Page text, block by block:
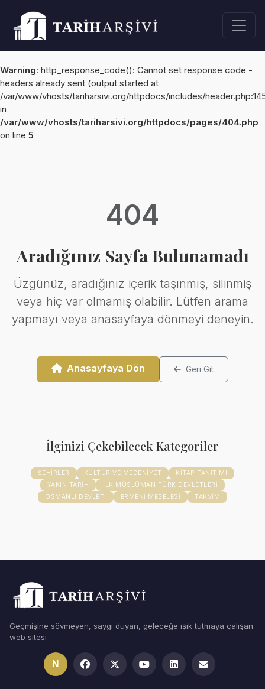
Warning: http_response_code(): Cannot set response code -
headers already sent (output started at
/var/www/vhosts/tariharsivi.org/httpdocs/includes/
in
/var/www/vhosts/tariharsivi.org/httpdocs/pages/404.php
on line 5
404
Aradığınız Sayfa Bulunamadı
Üzgünüz, aradığınız içerik taşınmış, silinmiş
veya hiç var olmamış olabilir. Lütfen arama
yapmayı veya anasayfaya dönmeyi deneyin.
Anasayfaya Dön Geri Git
İlginizi Çekebilecek Kategoriler
ŞEHIRLER KÜLTÜR VE MEDENIYET
KITAP TANITIMI
YAKIN TARIH
İLK MÜSLÜMAN TÜRK DEVLETLERI
OSMANLI DEVLETI
ERMENI MESELESI TAKVIM
Geçmişine sövmeyen, saygı duyan, geleceğe ışık tutmaya çalışan
web sitesi
N